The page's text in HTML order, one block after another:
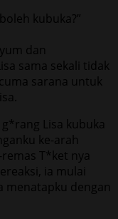
kubuka?”
dan
sama sekali tidak
sarana untuk
Lisa kubuka
ke-arah
T*ket nya
ia mulai
dengan